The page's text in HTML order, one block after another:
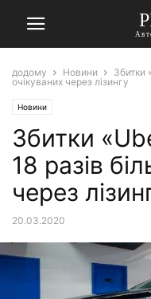
додому Новини
Збитки
очікуваних через лізингу
Новини
Збитки
18 разів
через
20.03.2020